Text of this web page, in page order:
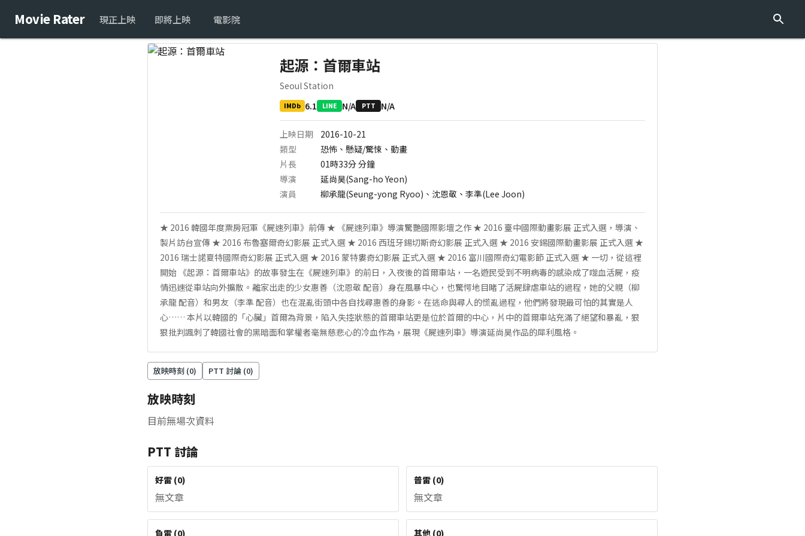
Movie Rater 現正上映 即將上映 電影院
起源：首爾車站
Seoul Station
IMDb 6.1 LINE N/A PTT N/A
上映日期
2016-10-21
類型
恐怖、懸疑/驚悚、動畫
片長
01時33分分鐘
導演
延尚昊(Sang-ho Yeon)
演員
柳承龍(Seung-yong Ryoo)、沈恩敬、李準(Lee Joon)
★ 2016 韓國年度票房冠軍《屍速列車》前傳 ★ 《屍速列車》導演驚艷國際影壇之作 ★ 2016 臺中國際動畫影展 正式入選，導演、
製片訪台宣傳 ★ 2016 布魯塞爾奇幻影展 正式入選 ★ 2016 西班牙錫切斯奇幻影展 正式入選 ★ 2016 安錫國際動畫影展 正式入選 ★
2016 瑞士諾夏特國際奇幻影展 正式入選 ★ 2016 蒙特婁奇幻影展 正式入選 ★ 2016 富川國際奇幻電影節 正式入選 ★ 一切，從這裡
開始 《起源：首爾車站》的故事發生在《屍速列車》的前日，入夜後的首爾車站，一名遊民受到不明病毒的感染成了噬血活屍，疫
情迅速從車站向外擴散。離家出走的少女惠善（沈恩敬 配音）身在風暴中心，也驚愕地目睹了活屍肆虐車站的過程，她的父親（柳
承龍 配音）和男友（李準 配音）也在混亂街頭中各自找尋惠善的身影。在逃命與尋人的慌亂過程，他們將發現最可怕的其實是人
心…… 本片以韓國的「心臟」首爾為背景，陷入失控狀態的首爾車站更是位於首爾的中心，片中的首爾車站充滿了絕望和暴亂，狠
狠批判諷刺了韓國社會的黑暗面和掌權者毫無慈悲心的冷血作為，展現《屍速列車》導演延尚昊作品的犀利風格。
放映時刻 (0) PTT 討論 (0)
放映時刻
目前無場次資料
PTT 討論
好雷 (0)
無文章
普雷 (0)
無文章
負雷 (0) 其他 (0)